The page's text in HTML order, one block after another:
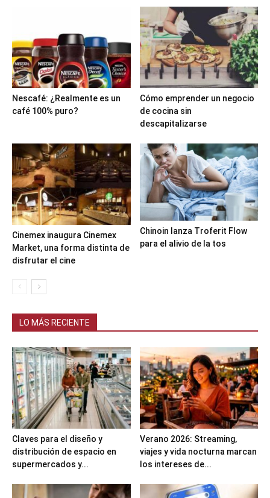
Nescafé: ¿Realmente es un
café 100% puro?
Cómo emprender un negocio
de cocina sin
descapitalizarse
Cinemex inaugura Cinemex
Market, una forma distinta de
disfrutar el cine
Chinoin lanza Troferit Flow
para el alivio de la tos
LO MÁS RECIENTE
Claves para el diseño y
distribución de espacio en
supermercados y...
Verano 2026: Streaming,
viajes y vida nocturna marcan
los intereses de...